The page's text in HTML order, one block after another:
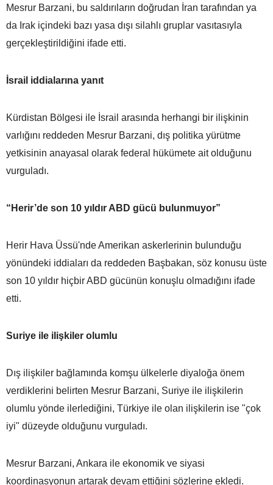
Mesrur Barzani, bu saldırıların doğrudan İran tarafından ya
da Irak içindeki bazı yasa dışı silahlı gruplar vasıtasıyla
gerçekleştirildiğini ifade etti.
İsrail iddialarına yanıt
Kürdistan Bölgesi ile İsrail arasında herhangi bir ilişkinin
varlığını reddeden Mesrur Barzani, dış politika yürütme
yetkisinin anayasal olarak federal hükümete ait olduğunu
vurguladı.
“Herir’de son 10 yıldır ABD gücü bulunmuyor”
Herir Hava Üssü'nde Amerikan askerlerinin bulunduğu
yönündeki iddiaları da reddeden Başbakan, söz konusu üste
son 10 yıldır hiçbir ABD gücünün konuşlu olmadığını ifade
etti.
Suriye ile ilişkiler olumlu
Dış ilişkiler bağlamında komşu ülkelerle diyaloğa önem
verdiklerini belirten Mesrur Barzani, Suriye ile ilişkilerin
olumlu yönde ilerlediğini, Türkiye ile olan ilişkilerin ise "çok
iyi" düzeyde olduğunu vurguladı.
Mesrur Barzani, Ankara ile ekonomik ve siyasi
koordinasyonun artarak devam ettiğini sözlerine ekledi.